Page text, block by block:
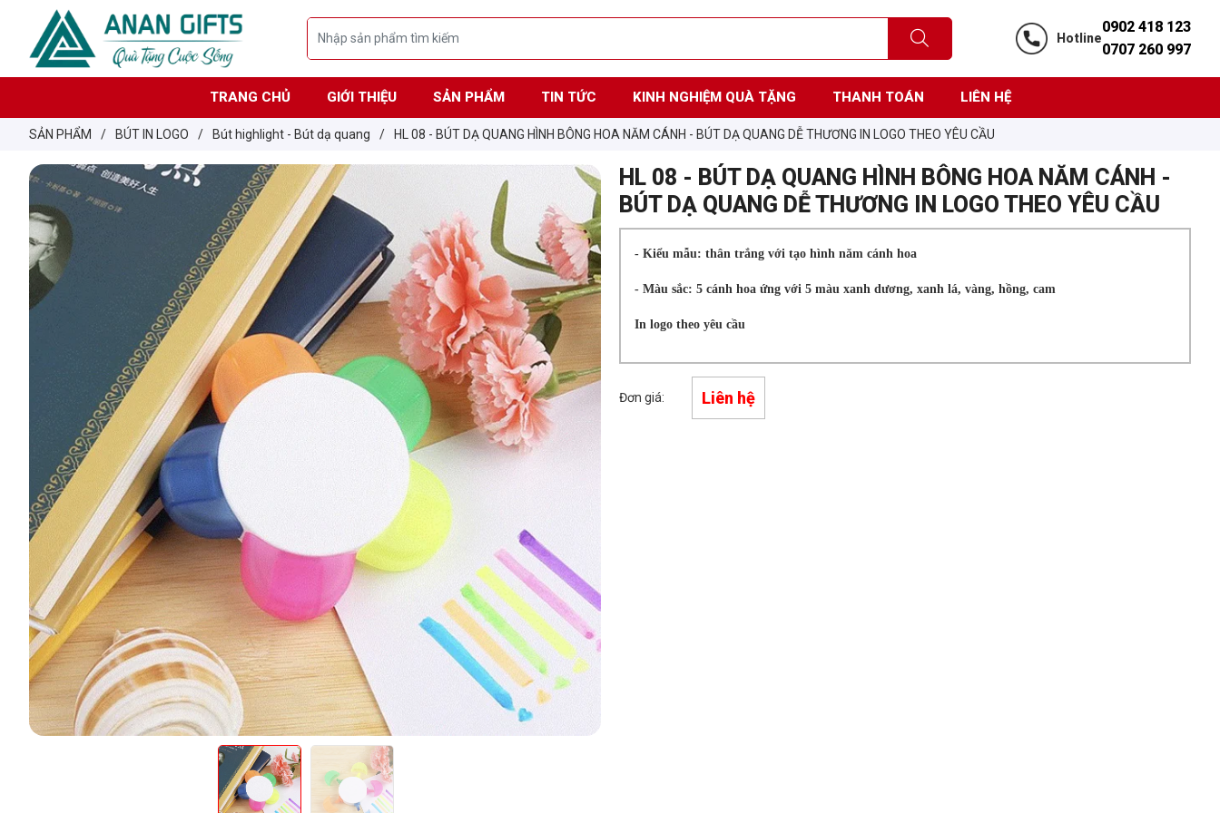
Hotline
0902 418 123
0707 260 997
TRANG CHỦ GIỚI THIỆU SẢN PHẨM TIN TỨC KINH NGHIỆM QUÀ TẶNG THANH TOÁN LIÊN HỆ
SẢN PHẨM / BÚT IN LOGO / Bút highlight - Bút dạ quang / HL 08 - BÚT DẠ QUANG HÌNH BÔNG HOA NĂM CÁNH - BÚT DẠ QUANG DỄ THƯƠNG IN LOGO THEO YÊU CẦU
HL 08 - BÚT DẠ QUANG HÌNH BÔNG HOA NĂM CÁNH -
BÚT DẠ QUANG DỄ THƯƠNG IN LOGO THEO YÊU CẦU
- Kiểu mẫu: thân trắng với tạo hình năm cánh hoa
- Màu sắc: 5 cánh hoa ứng với 5 màu xanh dương, xanh lá, vàng, hồng, cam
In logo theo yêu cầu
Đơn giá: Liên hệ